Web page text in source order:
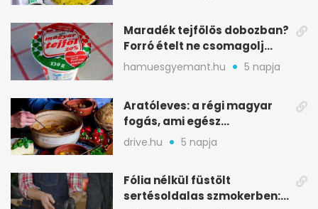
Maradék tejfölös dobozban?
Forró ételt ne csomagolj
ilyen tégelybe
hamuesgyemant.hu 5 napja
Aratóleves: a régi magyar
fogás, ami egész
csapatokat jóllakatott
drive.hu 5 napja
Fólia nélkül füstölt
sertésoldalas szmokerben: